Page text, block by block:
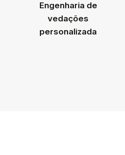
Engenharia de
vedações
personalizada